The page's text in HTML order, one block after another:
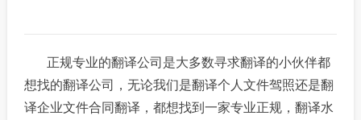
正规专业的翻译公司是大多数寻求翻译的小伙伴都
想找的翻译公司，无论我们是翻译个人文件驾照还是翻
译企业文件合同翻译，都想找到一家专业正规，翻译水